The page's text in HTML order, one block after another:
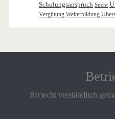
Schulungsanspruch Sucht
Vergütung Weiterbildung
R(r)echt verständlich